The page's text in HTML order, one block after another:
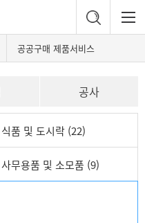
공공구매 제품서비스
공사
식품 및 도시락 (22)
사무용품 및 소모품 (9)